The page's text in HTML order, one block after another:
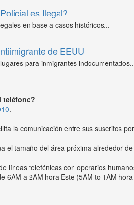
es Ilegal?
en base a casos históricos...
de EEUU
para inmigrantes
teléfono?
.
la comunicación entre sus suscritos
el tamaño del área próxima alrededor
líneas telefónicas con operarios
6AM a 2AM hora Este (5AM to 1AM